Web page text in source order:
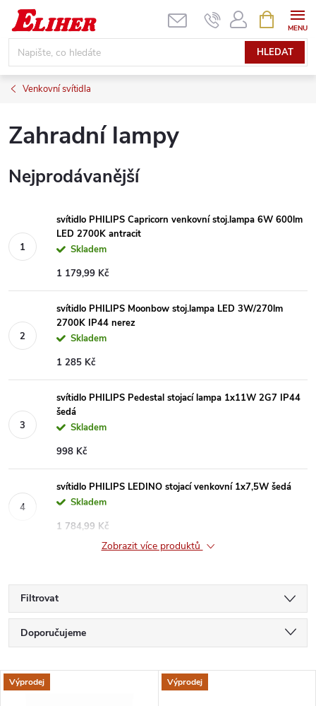
Přejít
obsah
HLEDAT
NÁKUPNÍ
KOŠÍK
Venkovní svítidla
Zahradní lampy
Nejprodávanější
svítidlo PHILIPS Capricorn venkovní stoj.lampa 6W 600lm
LED 2700K antracit
Skladem
1 179,99 Kč
svítidlo PHILIPS Moonbow stoj.lampa LED 3W/270lm
2700K IP44 nerez
Skladem
1 285 Kč
svítidlo PHILIPS Pedestal stojací lampa 1x11W 2G7 IP44
šedá
Skladem
998 Kč
svítidlo PHILIPS LEDINO stojací venkovní 1x7,5W šedá
Skladem
1 784,99 Kč
Zobrazit více produktů
Filtrovat
Ř
a
Doporučujeme
Nejdražší
V
Výprodej Výprodej